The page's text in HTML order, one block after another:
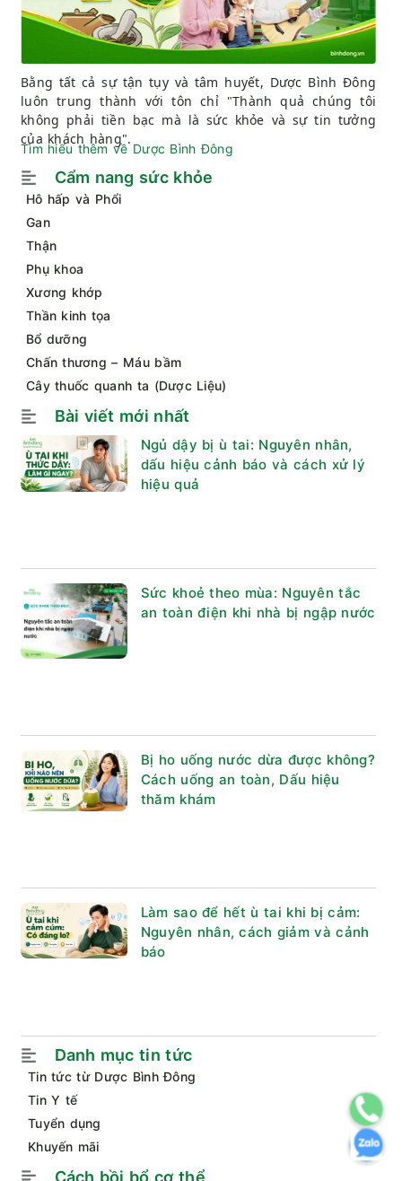
Bằng tất cả sự tận tụy và tâm huyết, Dược Bình Đông
luôn trung thành với tôn chỉ "Thành quả chúng tôi
không phải tiền bạc mà là sức khỏe và sự tin tưởng
của khách hàng".
Tìm hiểu thêm về Dược Bình Đông
Cẩm nang sức khỏe
Hô hấp và Phổi
Gan
Thận
Phụ khoa
Xương khớp
Thần kinh tọa
Bổ dưỡng
Chấn thương – Máu bầm
Cây thuốc quanh ta (Dược Liệu)
Bài viết mới nhất
Ngủ dậy bị ù tai: Nguyên nhân,
dấu hiệu cảnh báo và cách xử lý
hiệu quả
Sức khoẻ theo mùa: Nguyên tắc
an toàn điện khi nhà bị ngập nước
Bị ho uống nước dừa được không?
Cách uống an toàn, Dấu hiệu
thăm khám
Làm sao để hết ù tai khi bị cảm:
Nguyên nhân, cách giảm và cảnh
báo
Danh mục tin tức
Tin tức từ Dược Bình Đông
Tin Y tế
Tuyển dụng
Khuyến mãi
Cách bồi bổ cơ thể